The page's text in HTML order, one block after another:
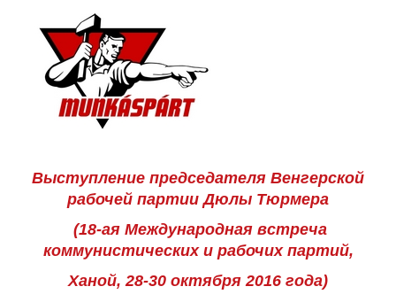
Выступление председателя Венгерской
рабочей партии Дюлы Тюрмера
(18-ая Международная встреча
коммунистических и рабочих партий,
Ханой, 28-30 октября 2016 года)